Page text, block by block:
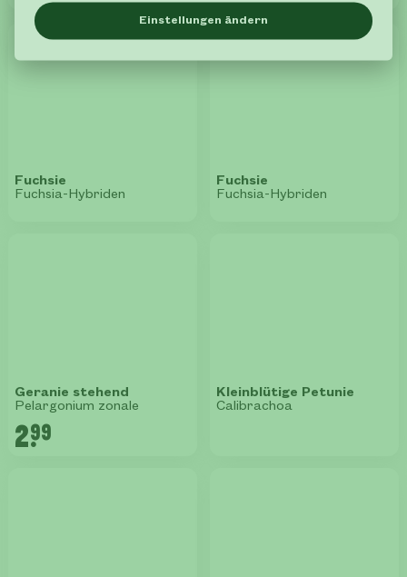
Fuchsie
Fuchsia-Hybriden
Fuchsie
Fuchsia-Hybriden
Geranie stehend
Pelargonium zonale
2.99
Kleinblütige Petunie
Calibrachoa
Einstellungen ändern